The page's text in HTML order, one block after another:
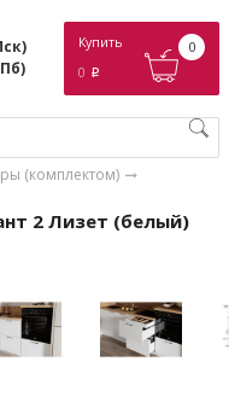
Купить
0 p
0
(комплектом)
2 Лизет (белый)